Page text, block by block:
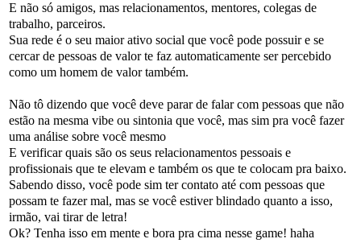
E não só amigos, mas relacionamentos, mentores, colegas de
trabalho, parceiros.
Sua rede é o seu maior ativo social que você pode possuir e se
cercar de pessoas de valor te faz automaticamente ser percebido
como um homem de valor também.
Não tô dizendo que você deve parar de falar com pessoas que não
estão na mesma vibe ou sintonia que você, mas sim pra você fazer
uma análise sobre você mesmo
E verificar quais são os seus relacionamentos pessoais e
profissionais que te elevam e também os que te colocam pra baixo.
Sabendo disso, você pode sim ter contato até com pessoas que
possam te fazer mal, mas se você estiver blindado quanto a isso,
irmão, vai tirar de letra!
Ok? Tenha isso em mente e bora pra cima nesse game! haha